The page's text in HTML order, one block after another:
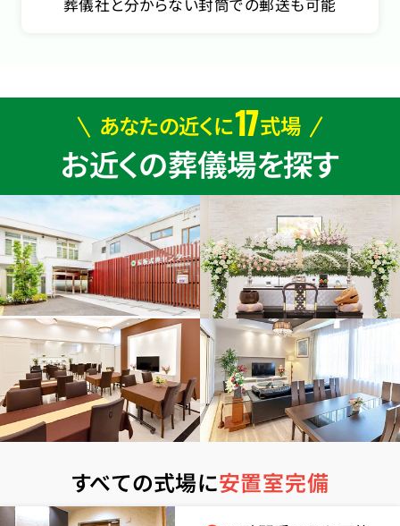
葬儀社と分からない封筒での郵送も可能
あなたの近くに17式場
お近くの葬儀場を探す
すべての式場に安置室完備